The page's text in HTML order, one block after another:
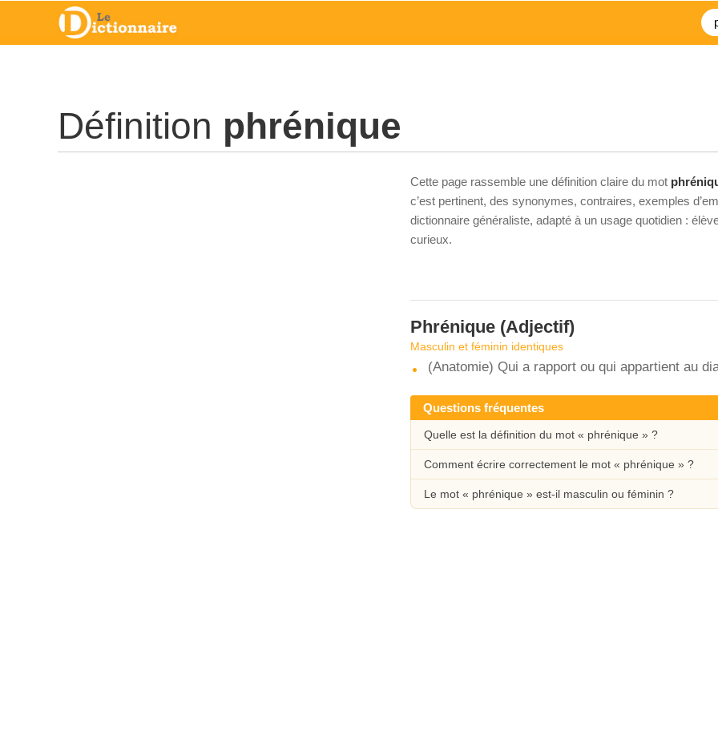
Définition phrénique
Cette page rassemble une définition claire du mot
c’est pertinent, des synonymes, contraires, exemples
dictionnaire généraliste, adapté à un usage quotidien :
curieux.
Phrénique (Adjectif)
Masculin et féminin identiques
(Anatomie) Qui a rapport ou qui appartient au
Questions fréquentes
Quelle est la définition du mot « phrénique » ?
Comment écrire correctement le mot « phrénique » ?
Le mot « phrénique » est-il masculin ou féminin ?